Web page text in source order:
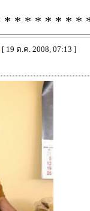
* * * * * * *
[ 19 ต.ค. 2008, 07:13 ]